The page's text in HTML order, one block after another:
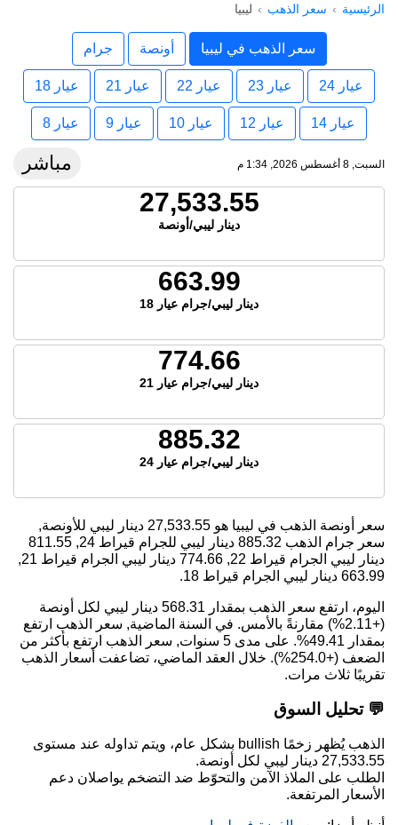
الرئيسية سعر الذهب ليبيا
سعر الذهب في ليبيا أونصة جرام
عيار 24 عيار 23 عيار 22 عيار 21 عيار 18
عيار 14 عيار 12 عيار 10 عيار 9 عيار 8
السبت, 8 أغسطس 2026, 1:34 م مباشر
27,533.55
دينار ليبي/أونصة
663.99
دينار ليبي/جرام عيار 18
774.66
دينار ليبي/جرام عيار 21
885.32
دينار ليبي/جرام عيار 24
سعر أونصة الذهب في ليبيا هو 27,533.55 دينار ليبي للأونصة,
سعر جرام الذهب 885.32 دينار ليبي للجرام قيراط 24,
811.55
دينار ليبي الجرام قيراط 22,
774.66 دينار ليبي الجرام قيراط 21,
663.99 دينار ليبي الجرام قيراط 18.
اليوم، ارتفع سعر الذهب بمقدار 568.31 دينار ليبي لكل أونصة
(+2.11%) مقارنةً بالأمس. في السنة الماضية, سعر الذهب ارتفع
بمقدار 49.41%. على مدى 5 سنوات, سعر الذهب ارتفع بأكثر من
الضعف (+254.0%). خلال العقد الماضي، تضاعفت أسعار الذهب
تقريبًا ثلاث مرات.
💬 تحليل السوق
الذهب يُظهر زخمًا bullish بشكل عام، ويتم تداوله عند مستوى
27,533.55 دينار ليبي لكل أونصة.
الطلب على الملاذ الآمن والتحوّط ضد التضخم يواصلان دعم
الأسعار المرتفعة.